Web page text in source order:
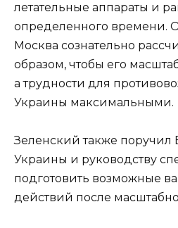
летательные аппараты и
определенного времени.
Москва сознательно
образом, чтобы его
а трудности для
Украины максимальными.
Зеленский также
Украины и руководству
подготовить возможные
действий после